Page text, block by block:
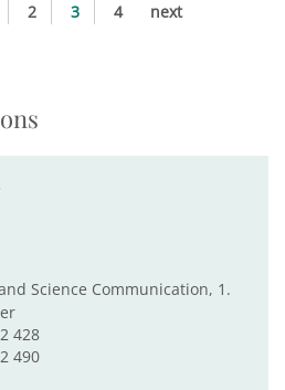
2 3 4 next
Science Communication, 1.
428
490